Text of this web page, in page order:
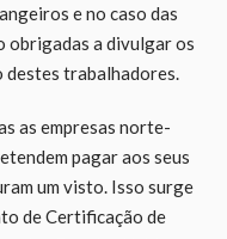
e no caso das
obrigadas a divulgar os
trabalhadores.
as empresas norte-
pagar aos seus
um visto. Isso surge
de Certificação de